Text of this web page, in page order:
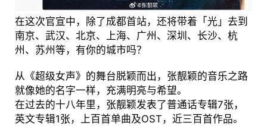
在这次官宣中，除了成都首站，还将带着「光」去到
南京、武汉、北京、上海、广州、深圳、长沙、杭
州、苏州等，有你的城市吗？
从《超级女声》的舞台脱颖而出，张靓颖的音乐之路
就像她的名字一样，充满明亮与希望。
在过去的十八年里，张靓颖发表了普通话专辑7张，
英文专辑1张，上百首单曲及OST，近三百首作品。